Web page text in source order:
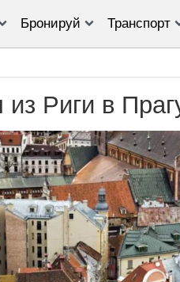
Бронируй Транспорт
из Риги в